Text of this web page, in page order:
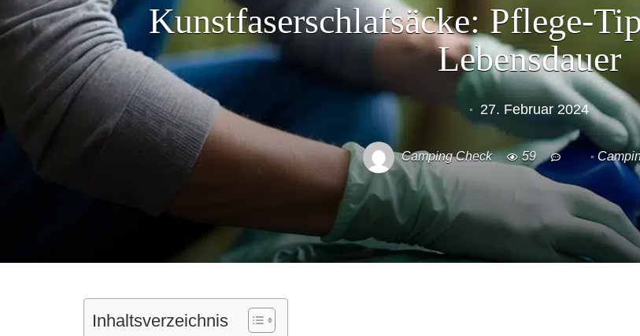
Kunstfaserschlafsäcke: Pflege-
Lebensdauer
27. Februar 2024
Camping Check 59
Inhaltsverzeichnis